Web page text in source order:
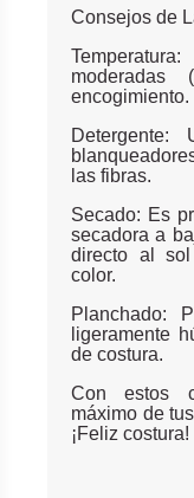
Consejos de
encogimiento.
Detergente:
las fibras.
Secado: Es
secadora a
directo al
color.
Planchado:
ligeramente
de costura.
Con estos
máximo de
¡Feliz costura!